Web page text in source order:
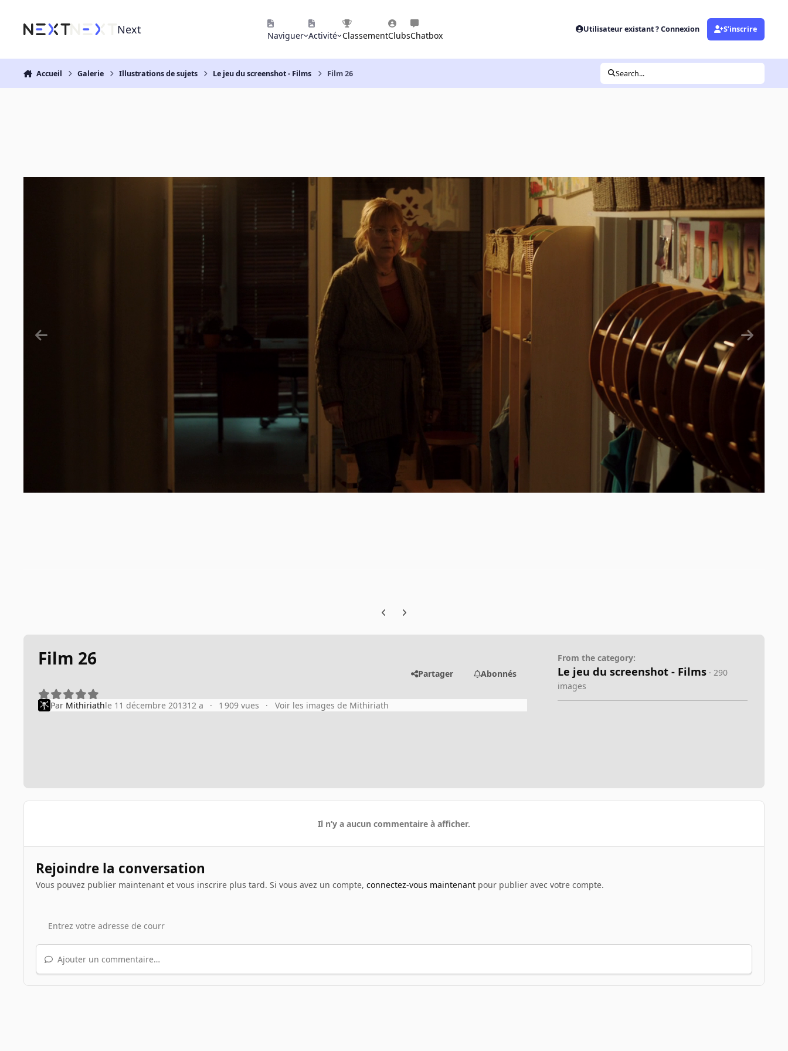
Next Naviguer Activité ClassementClubsChatbox
Utilisateur existant ? Connexion S’inscrire
Accueil Galerie Illustrations de sujets Le jeu du screenshot - Films Film 26 Search...
Previous carousel slide
Next carousel slide
Film 26
Partager Abonnés
Par Mithiriathle 11 décembre 201312 a 1 909 vues Voir les images de Mithiriath
From the category:
Le jeu du screenshot - Films · 290
images
Il n’y a aucun commentaire à afficher.
Rejoindre la conversation
Vous pouvez publier maintenant et vous inscrire plus tard. Si vous avez un compte, connectez-vous maintenantpour publier avec votre compte.
Ajouter un commentaire…